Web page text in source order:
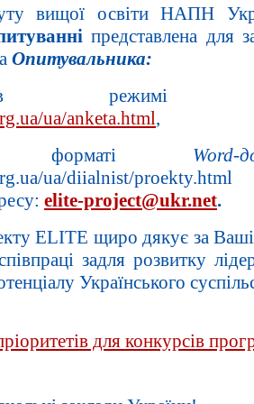
вищої освіти НАПН
представлена для
Опитувальника:
ua/anketa.html,
Word-
ua/diialnist/
elite-project@ukr.net.
ELITE щиро дякує за Ваші
задля розвитку
Українського
для конкурсів